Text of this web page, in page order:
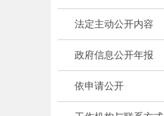
法定主动公开内容
政府信息公开年报
依申请公开